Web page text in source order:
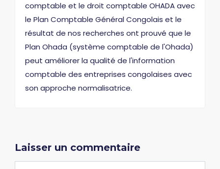
comptable et le droit comptable OHADA avec
le Plan Comptable Général Congolais et le
résultat de nos recherches ont prouvé que le
Plan Ohada (système comptable de l'Ohada)
peut améliorer la qualité de l'information
comptable des entreprises congolaises avec
son approche normalisatrice.
Laisser un commentaire